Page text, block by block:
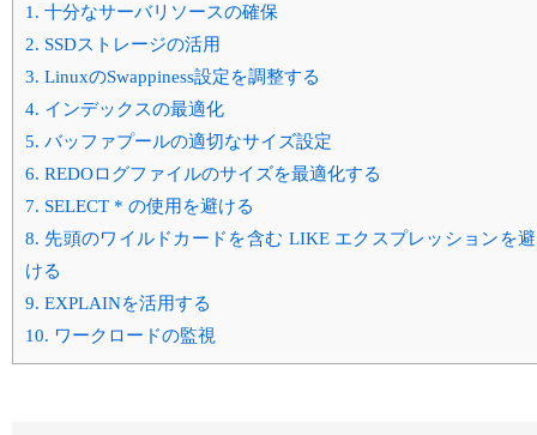
1. 十分なサーバリソースの確保
2. SSDストレージの活用
3. LinuxのSwappiness設定を調整する
4. インデックスの最適化
5. バッファプールの適切なサイズ設定
6. REDOログファイルのサイズを最適化する
7. SELECT * の使用を避ける
8. 先頭のワイルドカードを含む LIKE エクスプレッションを避
ける
9. EXPLAINを活用する
10. ワークロードの監視